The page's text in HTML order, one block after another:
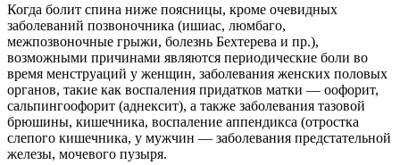
Когда болит спина ниже поясницы, кроме очевидных
заболеваний позвоночника (ишиас, люмбаго,
межпозвоночные грыжи, болезнь Бехтерева и пр.),
возможными причинами являются периодические боли во
время менструаций у женщин, заболевания женских половых
органов, такие как воспаления придатков матки — оофорит,
сальпингоофорит (аднексит), а также заболевания тазовой
брюшины, кишечника, воспаление аппендикса (отростка
слепого кишечника, у мужчин — заболевания предстательной
железы, мочевого пузыря.